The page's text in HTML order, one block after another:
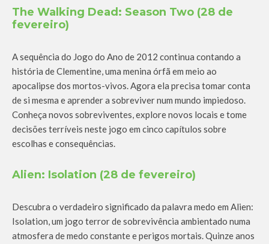
The Walking Dead: Season Two (28 de
fevereiro)
A sequência do Jogo do Ano de 2012 continua contando a
história de Clementine, uma menina órfã em meio ao
apocalipse dos mortos-vivos. Agora ela precisa tomar conta
de si mesma e aprender a sobreviver num mundo impiedoso.
Conheça novos sobreviventes, explore novos locais e tome
decisões terríveis neste jogo em cinco capítulos sobre
escolhas e consequências.
Alien: Isolation (28 de fevereiro)
Descubra o verdadeiro significado da palavra medo em Alien:
Isolation, um jogo terror de sobrevivência ambientado numa
atmosfera de medo constante e perigos mortais. Quinze anos